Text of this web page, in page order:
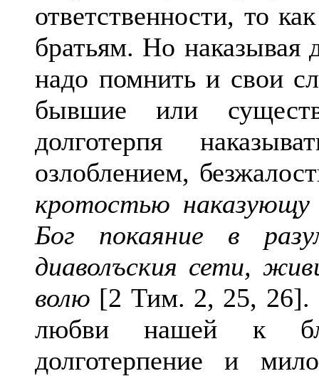
ответственности, то
братьям. Но наказывая
надо помнить и свои
бывшие или
долготерпя
озлоблением,
кротостью
Бог покаяние в
диаволъския сети,
волю [2 Тим. 2, 25, 26].
любви нашей к
долготерпение и